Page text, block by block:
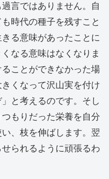
言ではありません。自
時代の種子を残すこと
る意味があったことに
なる意味はなくなりま
ことができなかった場
くなって沢山実を付け
と考えるのです。そし
もりだった栄養を自分
、枝を伸ばします。翌
られるように頑張るわ